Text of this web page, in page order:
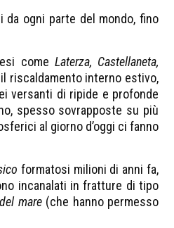
ogni parte del mondo, fino
come Laterza, Castellaneta,
riscaldamento interno estivo,
versanti di ripide e profonde
spesso sovrapposte su più
al giorno d’oggi ci fanno
formatosi milioni di anni fa,
incanalati in fratture di tipo
mare (che hanno permesso